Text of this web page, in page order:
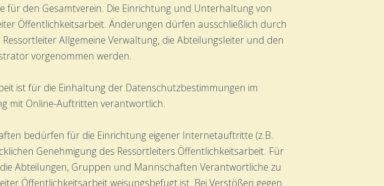
den Gesamtverein. Die Einrichtung und Unterhaltung von
Öffentlichkeitsarbeit. Änderungen dürfen ausschließlich durch
Allgemeine Verwaltung, die Abteilungsleiter und den
vorgenommen werden.
ist für die Einhaltung der Datenschutzbestimmungen im
mit Online-Auftritten verantwortlich.
bedürfen für die Einrichtung eigener Internetauftritte (z.B.
Genehmigung des Ressortleiters Öffentlichkeitsarbeit. Für
Abteilungen, Gruppen und Mannschaften Verantwortliche zu
Öffentlichkeitsarbeit weisungsbefugt ist. Bei Verstößen gegen